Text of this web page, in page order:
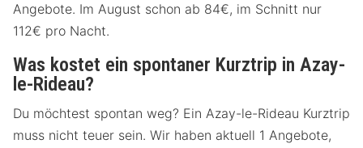
Angebote. Im August schon ab 84€, im Schnitt nur
112€ pro Nacht.
Was kostet ein spontaner Kurztrip in Azay-
le-Rideau?
Du möchtest spontan weg? Ein Azay-le-Rideau Kurztrip
muss nicht teuer sein. Wir haben aktuell 1 Angebote,